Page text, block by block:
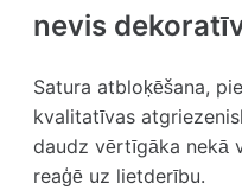
nevis
Satura atbloķēšana,
kvalitatīvas
daudz vērtīgāka nekā
reaģē uz lietderību.